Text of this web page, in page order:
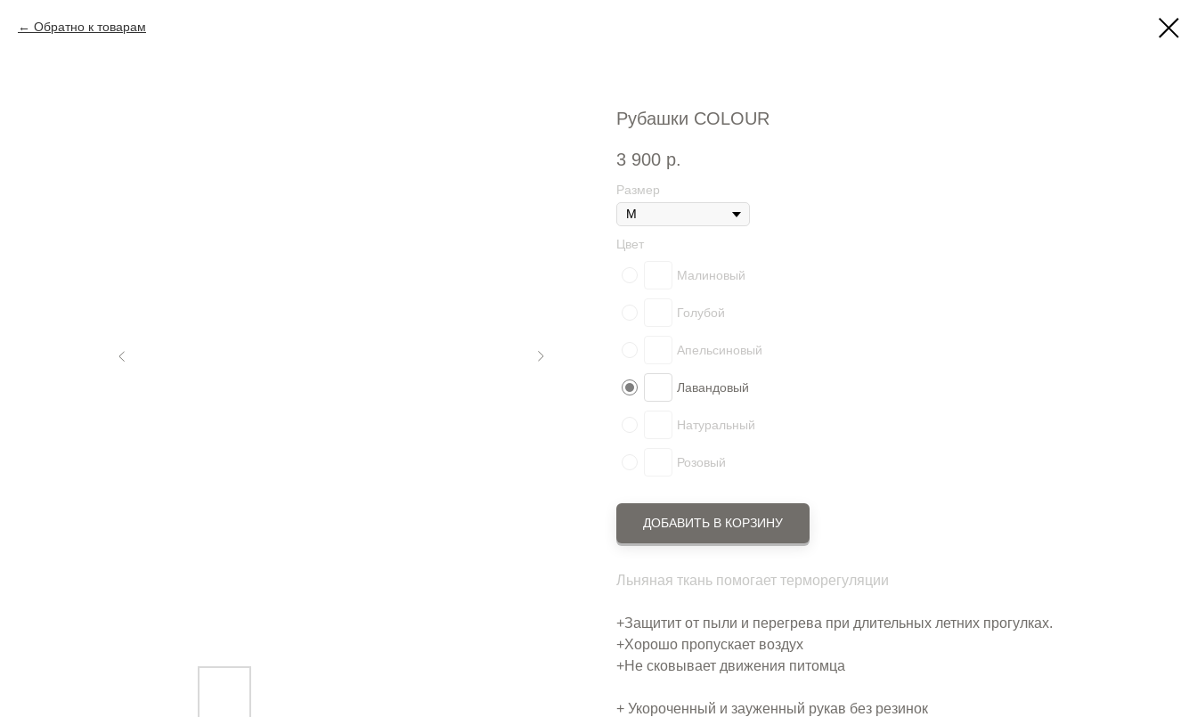
Обратно к товарам
Рубашки СOLOUR
3 900 р.
Размер
Цвет
Малиновый
Голубой
Апельсиновый
Лавандовый
Натуральный
Розовый
ДОБАВИТЬ В КОРЗИНУ
Льняная ткань помогает терморегуляции
+Защитит от пыли и перегрева при длительных летних прогулках.
+Хорошо пропускает воздух
+Не сковывает движения питомца
+ Укороченный и зауженный рукав без резинок